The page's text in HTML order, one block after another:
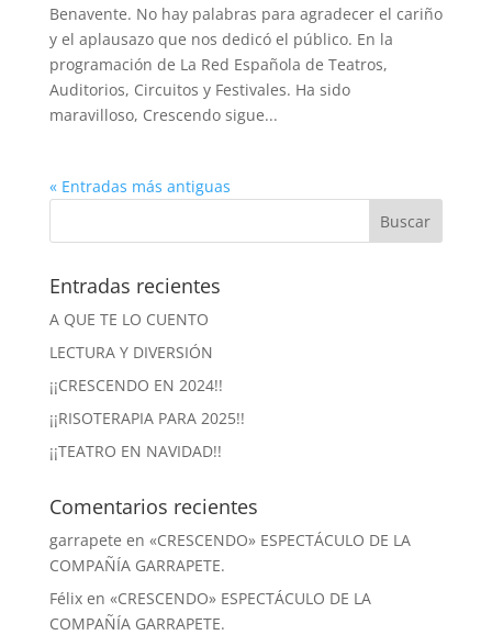
Benavente. No hay palabras para agradecer el cariño
y el aplausazo que nos dedicó el público. En la
programación de La Red Española de Teatros,
Auditorios, Circuitos y Festivales. Ha sido
maravilloso, Crescendo sigue...
« Entradas más antiguas
Entradas recientes
A QUE TE LO CUENTO
LECTURA Y DIVERSIÓN
¡¡CRESCENDO EN 2024!!
¡¡RISOTERAPIA PARA 2025!!
¡¡TEATRO EN NAVIDAD!!
Comentarios recientes
garrapete en «CRESCENDO» ESPECTÁCULO DE LA
COMPAÑÍA GARRAPETE.
Félixen «CRESCENDO» ESPECTÁCULO DE LA
COMPAÑÍA GARRAPETE.